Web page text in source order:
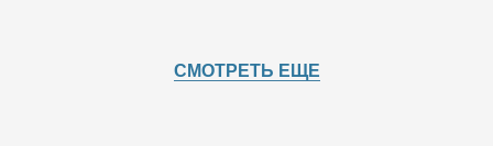
СМОТРЕТЬ ЕЩЕ